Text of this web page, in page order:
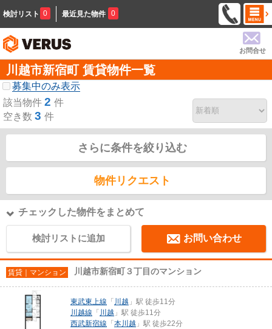
検討リスト 0 最近見た物件 0
お問合せ
川越市新宿町 賃貸物件一覧
募集中のみ表示
該当物件 2 件
空き数 3 件
さらに条件を絞り込む
物件リクエスト
チェックした物件をまとめて
検討リストに追加 お問い合わせ
賃貸｜マンション 川越市新宿町３丁目のマンション
東武東上線 「 川越 」駅 徒歩11分
川越線 「 川越 」駅 徒歩11分
西武新宿線 「 本川越 」駅 徒歩22分